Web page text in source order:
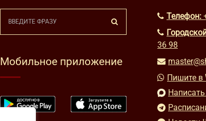
Мобильное приложение
Телефон:
36 98
Пишите в